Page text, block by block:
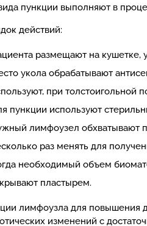
пункции выполняют в
действий:
размещают на
укола обрабатывают
при толстоигольной
пункции используют
лимфоузел обхватывают
раз менять для
необходимый объем
пластырем.
лимфоузла для повышения
изменений с